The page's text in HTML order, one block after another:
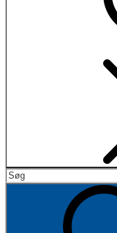
Search
for: